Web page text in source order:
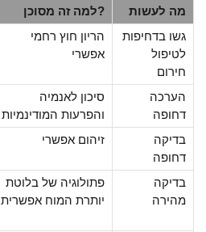
למה זה מסוכן?
מה לעשות
הריון חוץ רחמי
אפשרי
גשו בדחיפות
לטיפול
חירום
סיכון לאנמיה
והפרעות המודינמיות
הערכה
דחופה
זיהום אפשרי
בדיקה
דחופה
פתולוגיה של בלוטת
יותרת המוח אפשרית
בדיקה
מהירה